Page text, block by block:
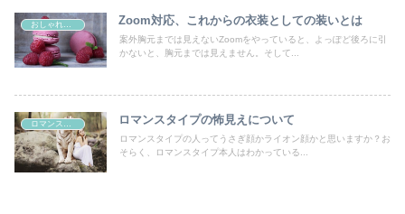
おしゃれの好きなすべての女性たちへ Zoom対応、これからの衣装としての装いとは
案外胸元までは見えないZoomをやっていると、よっぽど後ろに引
かないと、胸元までは見えません。そして...
ロマンスタイプの怖見えについて
ロマンスタイプの人ってうさぎ顔かライオン顔かと思いますか？お
そらく、ロマンスタイプ本人はわかっている...